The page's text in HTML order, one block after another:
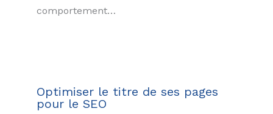
comportement…
Optimiser le titre de ses pages
pour le SEO